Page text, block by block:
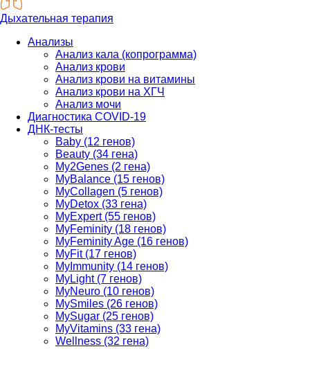
Дыхательная терапия
Анализы
Анализ кала (копрограмма)
Анализ крови
Анализ крови на витамины
Анализ крови на ХГЧ
Анализ мочи
Диагностика COVID-19
ДНК-тесты
Baby (12 генов)
Beauty (34 гена)
My2Genes (2 гена)
MyBalance (15 генов)
MyCollagen (5 генов)
MyDetox (33 гена)
MyExpert (55 генов)
MyFeminity (18 генов)
MyFeminity Age (16 генов)
MyFit (17 генов)
MyImmunity (14 генов)
MyLight (7 генов)
MyNeuro (10 генов)
MySmiles (26 генов)
MySugar (25 генов)
MyVitamins (33 гена)
Wellness (32 гена)